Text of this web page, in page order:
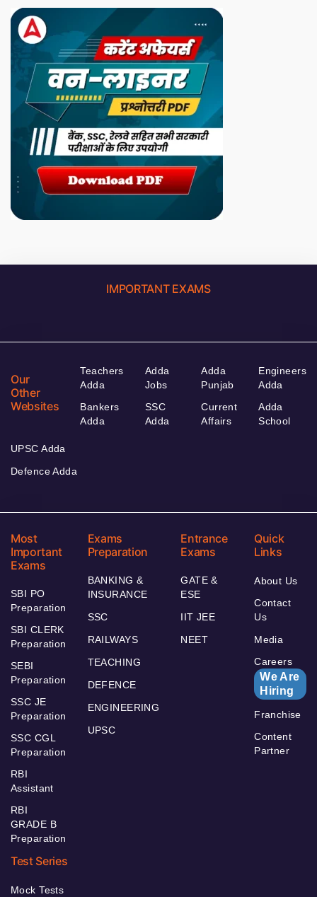
IMPORTANT EXAMS
Our
Other
Websites
Teachers
Adda
Bankers
Adda
Adda
Jobs
SSC
Adda
Adda
Punjab
Current
Affairs
Engineers
Adda
Adda
School
UPSC Adda
Defence Adda
Most
Important
Exams
SBI PO
Preparation
SBI CLERK
Preparation
SEBI
Preparation
SSC JE
Preparation
SSC CGL
Preparation
RBI
Assistant
RBI
GRADE B
Preparation
Exams
Preparation
BANKING &
INSURANCE
SSC
RAILWAYS
TEACHING
DEFENCE
ENGINEERING
UPSC
Entrance
Exams
GATE &
ESE
IIT JEE
NEET
Quick
Links
About Us
Contact
Us
Media
Careers
We Are
Hiring
Franchise
Content
Partner
Test Series
Mock Tests